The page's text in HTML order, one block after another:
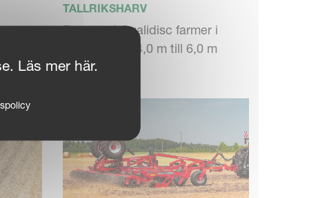
TALLRIKSHARV
Bogserad Qualidisc farmer i
arbetsbredd 4,0 m till 6,0 m
Läs mer här.